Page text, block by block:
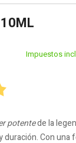
Impuestos
potentede la
Con una